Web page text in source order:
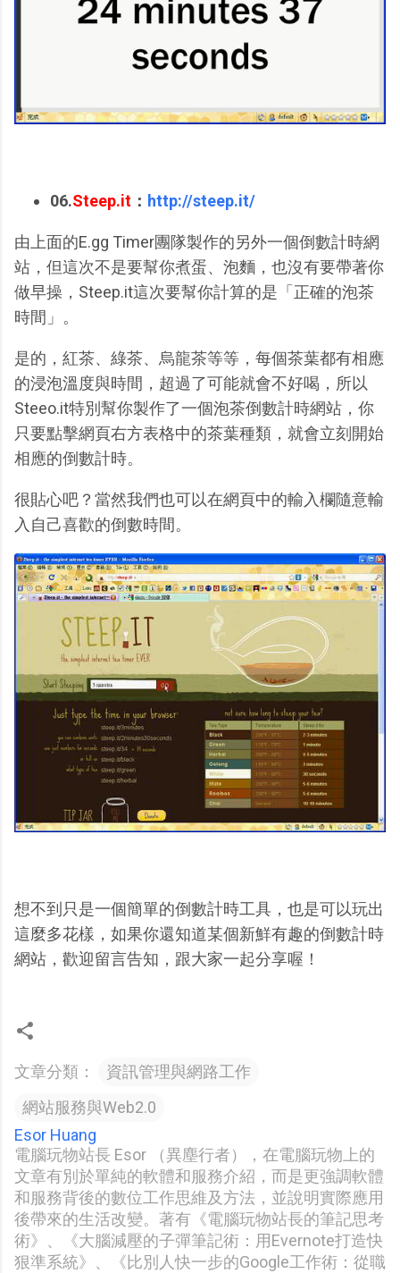
06.Steep.it ： http://steep.it/
由上面的E.gg Timer團隊製作的另外一個倒數計時網
站，但這次不是要幫你煮蛋、泡麵，也沒有要帶著你
做早操，Steep.it這次要幫你計算的是「正確的泡茶
時間」。
是的，紅茶、綠茶、烏龍茶等等，每個茶葉都有相應
的浸泡溫度與時間，超過了可能就會不好喝，所以
Steeo.it特別幫你製作了一個泡茶倒數計時網站，你
只要點擊網頁右方表格中的茶葉種類，就會立刻開始
相應的倒數計時。
很貼心吧？當然我們也可以在網頁中的輸入欄隨意輸
入自己喜歡的倒數時間。
想不到只是一個簡單的倒數計時工具，也是可以玩出
這麼多花樣，如果你還知道某個新鮮有趣的倒數計時
網站，歡迎留言告知，跟大家一起分享喔！
文章分類：
資訊管理與網路工作
網站服務與Web2.0
Esor Huang
電腦玩物站長 Esor （異塵行者），在電腦玩物上的
文章有別於單純的軟體和服務介紹，而是更強調軟體
和服務背後的數位工作思維及方法，並說明實際應用
後帶來的生活改變。著有《電腦玩物站長的筆記思考
術》、《大腦減壓的子彈筆記術：用Evernote打造快
狠準系統》、《比別人快一步的Google工作術：從職